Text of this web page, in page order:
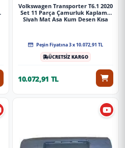
Volkswagen Transporter T6.1 2020
Set 11 Parça Çamurluk Kaplama
Siyah Mat Asa Kum Desen Kısa
Peşin Fiyatına 3 x 10.072,91 TL
ÜCRETSİZ KARGO
10.072,91 TL